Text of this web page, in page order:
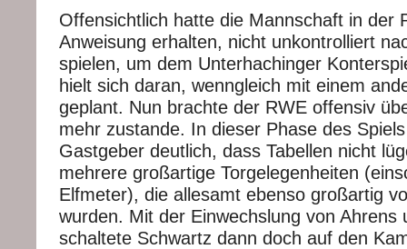
Offensichtlich hatte die Mannschaft in der
Anweisung erhalten, nicht unkontrolliert
spielen, um dem Unterhachinger
hielt sich daran, wenngleich mit einem
geplant. Nun brachte der RWE offensiv
mehr zustande. In dieser Phase des
Gastgeber deutlich, dass Tabellen nicht
mehrere großartige Torgelegenheiten
Elfmeter), die allesamt ebenso großartig
wurden. Mit der Einwechslung von Ahrens
schaltete Schwartz dann doch auf den